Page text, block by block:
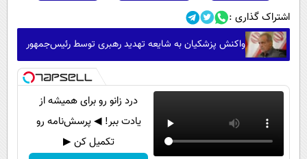
اشتراک گذاری :
واکنش پزشکیان به شایعه تهدید رهبری توسط رئیس‌جمهور
درد زانو رو برای همیشه از
یادت ببر! ◀ پرسش‌نامه رو
تکمیل کن ▶